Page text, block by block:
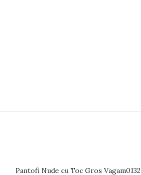
Pantofi Nude cu Toc Gros Vagam0132